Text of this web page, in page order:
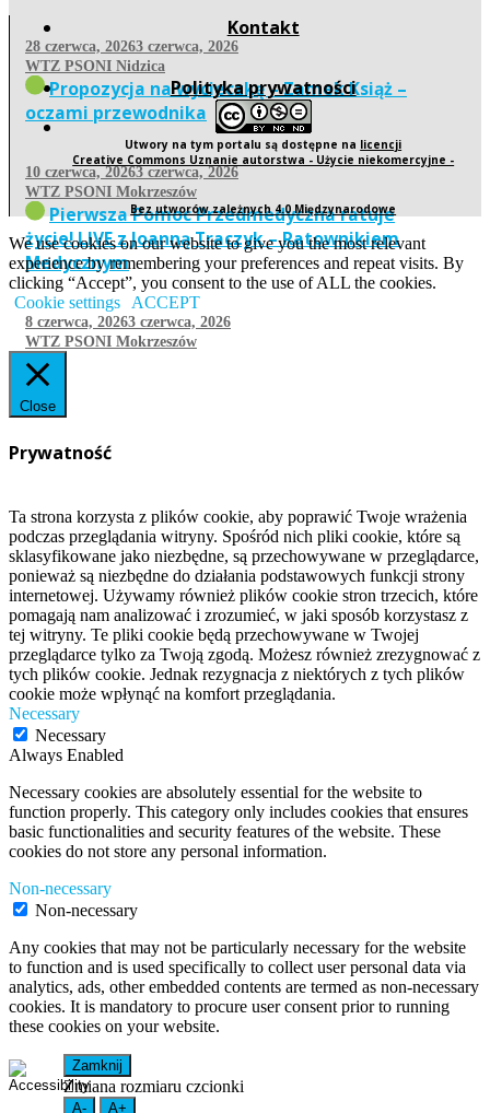
28 czerwca, 20263 czerwca, 2026
WTZ PSONI Nidzica
Propozycja na wycieczkę – Zamek Książ –
oczami przewodnika
10 czerwca, 20263 czerwca, 2026
WTZ PSONI Mokrzeszów
Pierwsza Pomoc Przedmedyczna ratuje
życie! LIVE z Joanną Traczyk – Ratownikiem
Medycznym
8 czerwca, 20263 czerwca, 2026
WTZ PSONI Mokrzeszów
Kontakt
Polityka prywatności
Utwory na tym portalu są dostępne na licencji
Creative Commons Uznanie autorstwa - Użycie niekomercyjne -
Bez utworów zależnych 4.0 Międzynarodowe
We use cookies on our website to give you the most relevant
experience by remembering your preferences and repeat visits. By
clicking “Accept”, you consent to the use of ALL the cookies.
Cookie settings
ACCEPT
Close
Prywatność
Ta strona korzysta z plików cookie, aby poprawić Twoje wrażenia
podczas przeglądania witryny. Spośród nich pliki cookie, które są
sklasyfikowane jako niezbędne, są przechowywane w przeglądarce,
ponieważ są niezbędne do działania podstawowych funkcji strony
internetowej. Używamy również plików cookie stron trzecich, które
pomagają nam analizować i zrozumieć, w jaki sposób korzystasz z
tej witryny. Te pliki cookie będą przechowywane w Twojej
przeglądarce tylko za Twoją zgodą. Możesz również zrezygnować z
tych plików cookie. Jednak rezygnacja z niektórych z tych plików
cookie może wpłynąć na komfort przeglądania.
Necessary
Necessary
Always Enabled
Necessary cookies are absolutely essential for the website to
function properly. This category only includes cookies that ensures
basic functionalities and security features of the website. These
cookies do not store any personal information.
Non-necessary
Non-necessary
Any cookies that may not be particularly necessary for the website
to function and is used specifically to collect user personal data via
analytics, ads, other embedded contents are termed as non-necessary
cookies. It is mandatory to procure user consent prior to running
these cookies on your website.
Zamknij
Zmiana rozmiaru czcionki
A- A+